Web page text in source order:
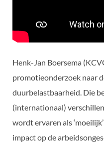
Henk-Jan Boersema
promotieonderzoek naar
duurbelastbaarheid. Die
(internationaal)
wordt ervaren als
impact op de